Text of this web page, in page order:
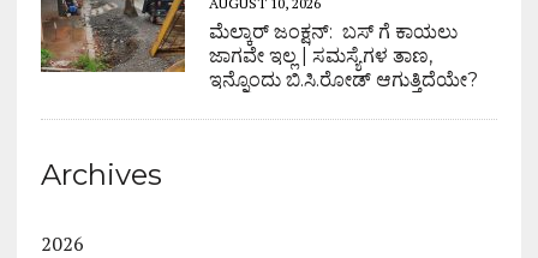
ಮೆಲ್ಕಾರ್ ಜಂಕ್ಷನ್: ಬಸ್ ಗೆ ಕಾಯಲು
ಜಾಗವೇ ಇಲ್ಲ | ಸಮಸ್ಯೆಗಳ ತಾಣ,
ಇನ್ನೊಂದು ಬಿ.ಸಿ.ರೋಡ್ ಆಗುತ್ತಿದೆಯೇ?
Archives
2026